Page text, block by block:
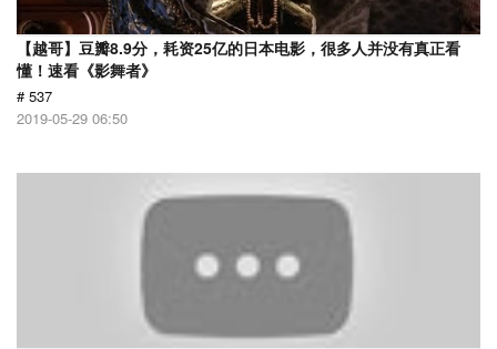
【越哥】豆瓣8.9分，耗资25亿的日本电影，很多人并没有真正看
懂！速看《影舞者》
# 537
2019-05-29 06:50